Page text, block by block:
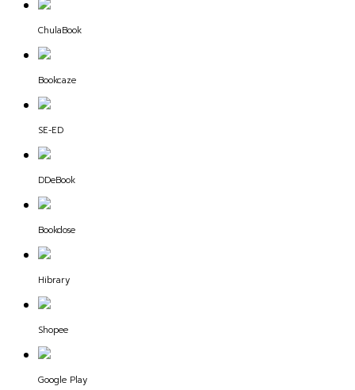
ChulaBook
Bookcaze
SE-ED
DDeBook
Bookdose
Hibrary
Shopee
Google Play